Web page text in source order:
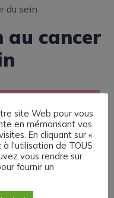
du sein
cancer
site Web pour vous
en mémorisant vos
En cliquant sur «
l'utilisation de TOUS
vous rendre sur
fournir un